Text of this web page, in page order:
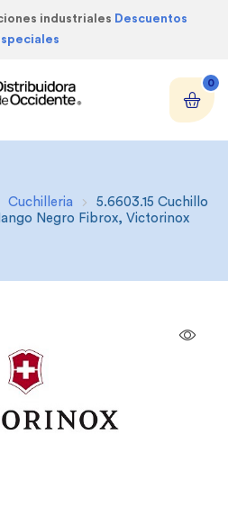
industriales Descuentos
0
Cuchilleria
5.6603.15 Cuchillo
Negro Fibrox, Victorinox